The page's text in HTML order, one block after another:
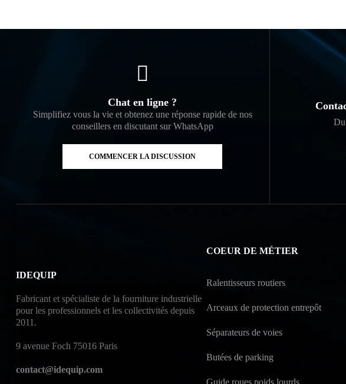
Chat en ligne ?
Simplifiez vous la vie et obtenez une réponse rapide de nos
conseillers en discutant sur WhatsApp
COMMENCER LA DISCUSSION
IDEQUIP
Fabricant et spécialiste de la fourniture industrielle
pour les professionnels et les collectivités depuis
2011.
9 avenue Foch 75016 Paris
contact@idequip.com
COEUR DE MÉTIER
Ralentisseurs routiers
Arceaux de protection entrepôt
Séparateurs de voies
Butées de parking
Guide roues poids lourds